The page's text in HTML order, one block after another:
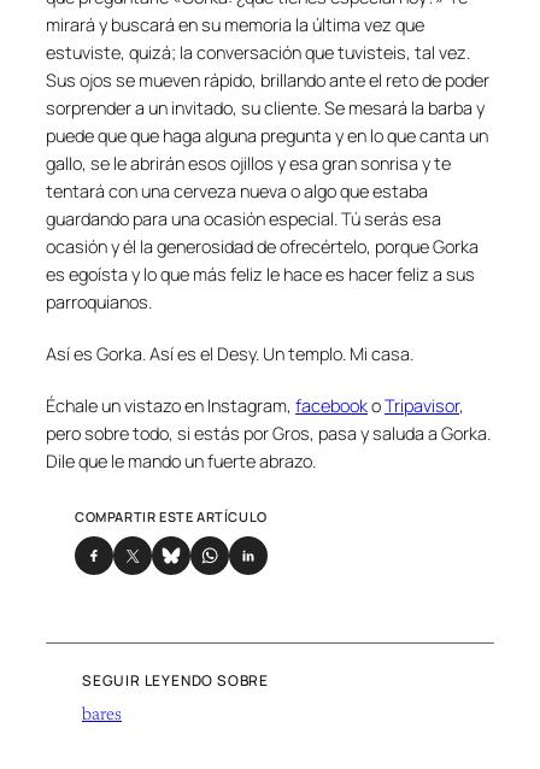
mirará y buscará en su memoria la última vez que
estuviste, quizá; la conversación que tuvisteis, tal vez.
Sus ojos se mueven rápido, brillando ante el reto de poder
sorprender a un invitado, su cliente. Se mesará la barba y
puede que que haga alguna pregunta y en lo que canta un
gallo, se le abrirán esos ojillos y esa gran sonrisa y te
tentará con una cerveza nueva o algo que estaba
guardando para una ocasión especial. Tú serás esa
ocasión y él la generosidad de ofrecértelo, porque Gorka
es egoísta y lo que más feliz le hace es hacer feliz a sus
parroquianos.
Así es Gorka. Así es el Desy. Un templo. Mi casa.
Échale un vistazo en Instagram, facebookoTripavisor,
pero sobre todo, si estás por Gros, pasa y saluda a Gorka.
Dile que le mando un fuerte abrazo.
COMPARTIR ESTE ARTÍCULO
SEGUIR LEYENDO SOBRE
bares